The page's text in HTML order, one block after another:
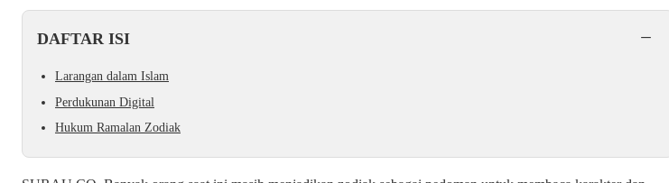
DAFTAR ISI −
Larangan dalam Islam
Perdukunan Digital
Hukum Ramalan Zodiak